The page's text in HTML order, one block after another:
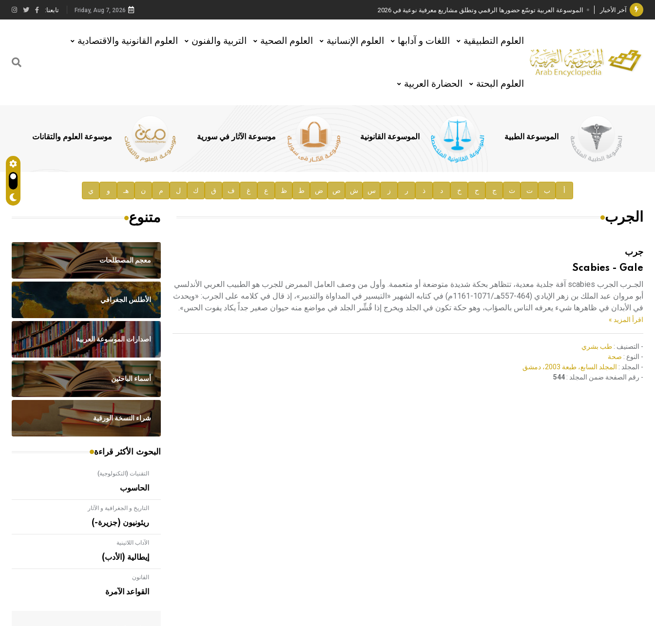
آخر الأخبار الموسوعة العربية توسّع حضورها الرقمي وتطلق مشاريع معرفية نوعية في 2026
جائزة مجمع الملك سلمان العالمي للغة العربية 2025
الأستاذ إياد خالد الطباع مدير عام لهيئة الموسوعة العربية
السيد محمد ياسين صالح وزيرا للثقافة
توصيات مجلس الإدارة
صدور المجلد السابع من موسوعة الآثار في سورية
إعلان..
Friday, Aug 7, 2026 تابعنا:
العلوم التطبيقية اللغات و آدابها العلوم الإنسانية العلوم الصحية التربية والفنون العلوم القانونية والاقتصادية
العلوم البحتة الحضارة العربية
الموسوعة الطبية الموسوعة القانونية موسوعة الآثار في سورية موسوعة العلوم والتقانات
أ ب ت ث ج ح خ د ذ ر ز س ش ص ض ط ظ ع غ ف ق ك ل م ن هـ و ي
الجرب
جرب
Scabies - Gale
الجـرب الجرب scabies آفة جلدية معدية، تتظاهر بحكة شديدة متوضعة أو متعممة. وأول من وصف العامل الممرض للجرب هو الطبيب العربي الأندلسي
أبو مروان عبد الملك بن زهر الإيادي (464-557هـ/1071-1161م) في كتابه الشهير «التيسير في المداواة والتدبير»، إذ قال في كلامه على الجرب: «ويحدث
في الأبدان في ظاهرها شيء يعرفه الناس بالصؤاب، وهو حكة تكون في الجلد ويخرج إذا قُشِّر الجلد في مواضع منه حيوان صغير جداً يكاد يفوت الحس».
اقرأ المزيد »
- التصنيف : طب بشري
- النوع : صحة
- المجلد : المجلد السابع، طبعة 2003، دمشق
- رقم الصفحة ضمن المجلد : 544
متنوع
معجم المصطلحات
الأطلس الجغرافي
اصدارات الموسوعة العربية
أسماء الباحثين
شراء النسخة الورقية
البحوث الأكثر قراءة
التقنيات (التكنولوجية)
الحاسوب
التاريخ و الجغرافية و الآثار
ريئونيون (جزيرة-)
الآداب اللاتينية
إيطالية (الأدب)
القانون
القواعد الآمرة
- هل تعلم أن الأبلق نوع من الفنون
الهندسية التي ارتبطت بالعمارة الإسلامية
في بلاد الشام ومصر خاصة، حيث يحرص